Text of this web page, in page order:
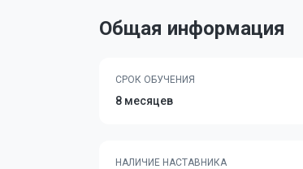
Общая информация
СРОК ОБУЧЕНИЯ
8 месяцев
НАЛИЧИЕ НАСТАВНИКА